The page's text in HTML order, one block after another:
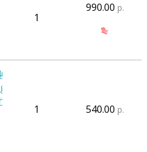
1
990.00 р.
1 540.00 р.